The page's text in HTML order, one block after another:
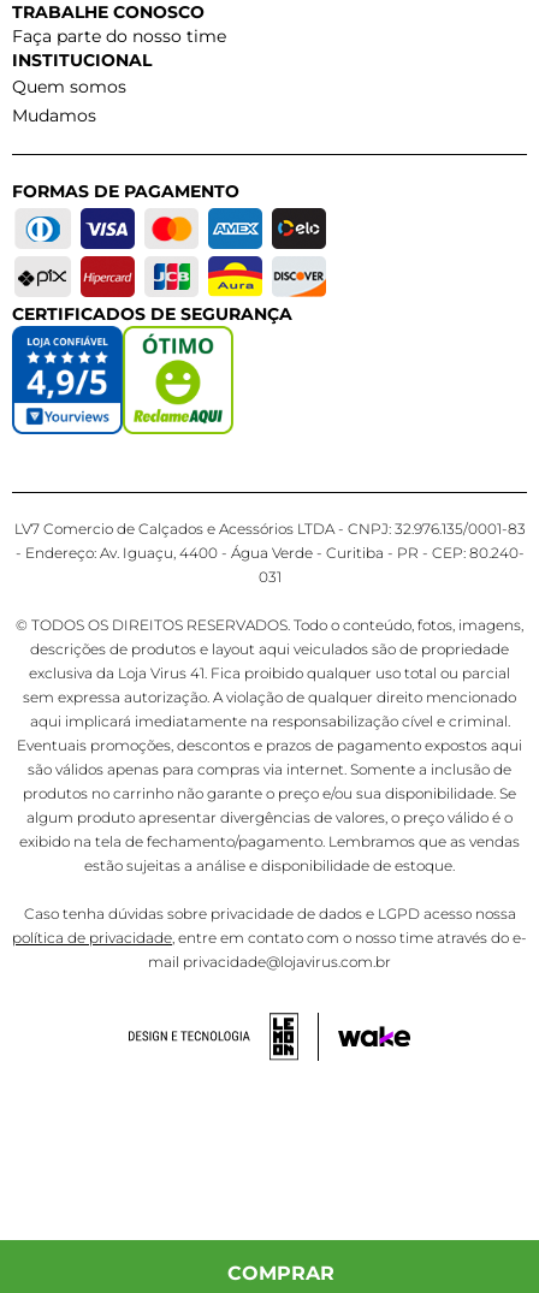
COMPRAR
TRABALHE CONOSCO
Faça parte do nosso time
INSTITUCIONAL
Quem somos
Mudamos
FORMAS DE PAGAMENTO
CERTIFICADOS DE SEGURANÇA
LV7 Comercio de Calçados e Acessórios LTDA - CNPJ: 32.976.135/0001-83
- Endereço: Av. Iguaçu, 4400 - Água Verde - Curitiba - PR - CEP: 80.240-
031
© TODOS OS DIREITOS RESERVADOS. Todo o conteúdo, fotos, imagens,
descrições de produtos e layout aqui veiculados são de propriedade
exclusiva da Loja Virus 41. Fica proibido qualquer uso total ou parcial
sem expressa autorização. A violação de qualquer direito mencionado
aqui implicará imediatamente na responsabilização cível e criminal.
Eventuais promoções, descontos e prazos de pagamento expostos aqui
são válidos apenas para compras via internet. Somente a inclusão de
produtos no carrinho não garante o preço e/ou sua disponibilidade. Se
algum produto apresentar divergências de valores, o preço válido é o
exibido na tela de fechamento/pagamento. Lembramos que as vendas
estão sujeitas a análise e disponibilidade de estoque.
Caso tenha dúvidas sobre privacidade de dados e LGPD acesso nossa
política de privacidade, entre em contato com o nosso time através do e-
mail privacidade@lojavirus.com.br